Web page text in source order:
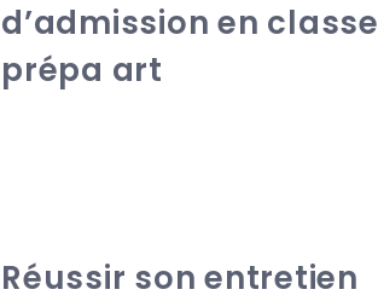
d’admission en classe
prépa art
Réussir son entretien